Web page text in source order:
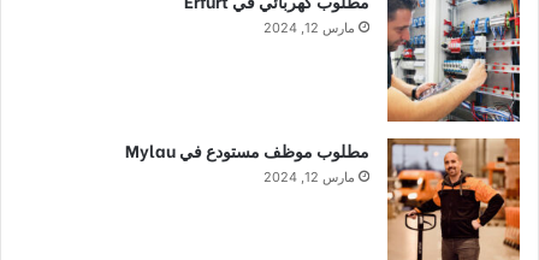
مارس 12, 2024
مطلوب موظف مستودع في Mylau
مارس 12, 2024